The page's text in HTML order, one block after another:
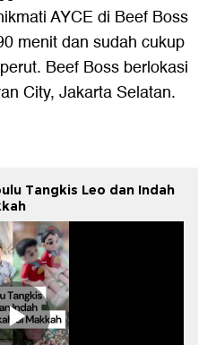
AYCE di Beef Boss
menit dan sudah cukup
Beef Boss berlokasi
City, Jakarta Selatan.
Tangkis Leo dan Indah